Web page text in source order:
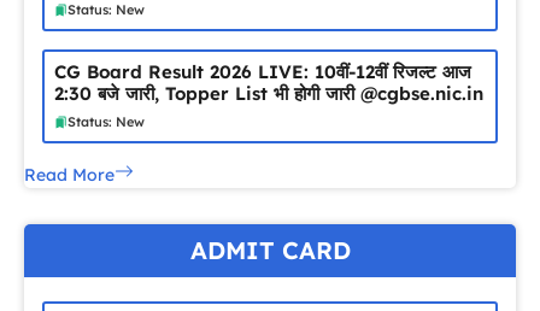
Status: New
CG Board Result 2026 LIVE: 10वीं-12वीं रिजल्ट आज
2:30 बजे जारी, Topper List भी होगी जारी @cgbse.nic.in
Status: New
Read More
ADMIT CARD